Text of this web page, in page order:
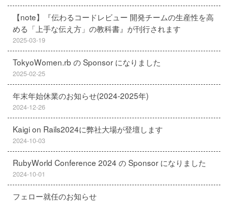
【note】『伝わるコードレビュー 開発チームの生産性を高
める「上手な伝え方」の教科書』が刊行されます
2025-03-19
TokyoWomen.rb の Sponsor になりました
2025-02-25
年末年始休業のお知らせ(2024-2025年)
2024-12-26
Kaigi on Rails2024に弊社大場が登壇します
2024-10-03
RubyWorld Conference 2024 の Sponsor になりました
2024-10-01
フェロー就任のお知らせ